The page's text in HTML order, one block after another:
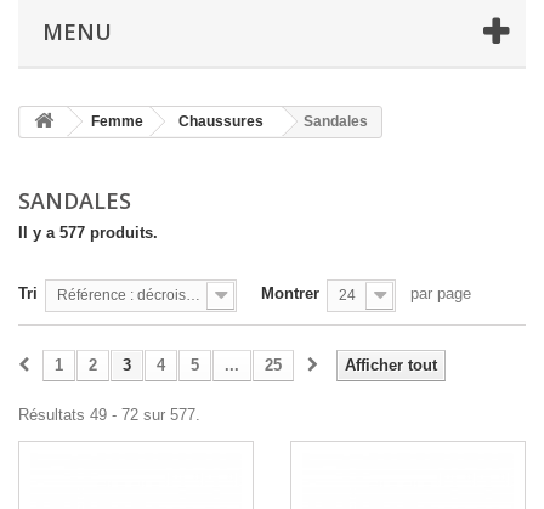
MENU
Femme Chaussures Sandales
SANDALES
Il y a 577 produits.
Tri Référence : décroissante Montrer 24 par page
Afficher tout
1 2 3 4 5 ... 25
Résultats 49 - 72 sur 577.